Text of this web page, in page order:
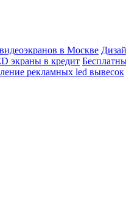
в Москве
экраны в кредит
рекламных led вывесок